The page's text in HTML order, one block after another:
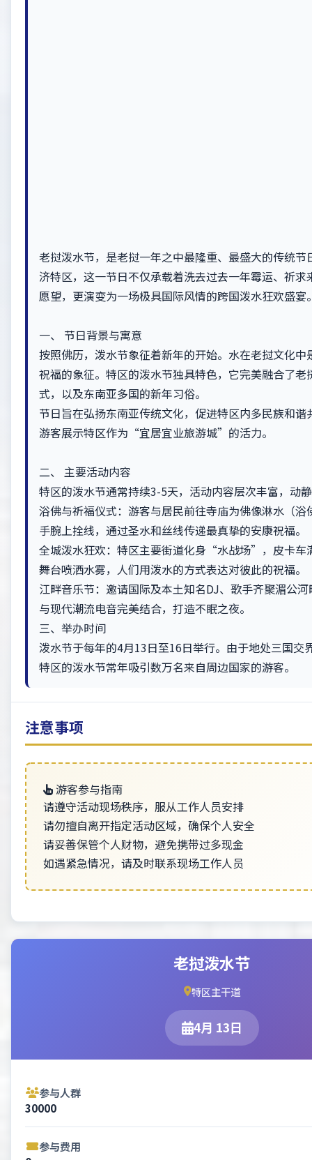
老挝泼水节，是老挝一年之中最隆重、最盛大的传统节
济特区，这一节日不仅承载着洗去过去一年霉运、祈求
愿望，更演变为一场极具国际风情的跨国泼水狂欢盛宴
一、 节日背景与寓意
按照佛历，泼水节象征着新年的开始。水在老挝文化中
祝福的象征。特区的泼水节独具特色，它完美融合了老
式，以及东南亚多国的新年习俗。
节日旨在弘扬东南亚传统文化，促进特区内多民族和谐
游客展示特区作为“宜居宜业旅游城”的活力。
二、 主要活动内容
特区的泼水节通常持续3-5天，活动内容层次丰富，动
浴佛与祈福仪式：游客与居民前往寺庙为佛像淋水（浴
手腕上拴线，通过圣水和丝线传递最真挚的安康祝福。
全城泼水狂欢：特区主要街道化身“水战场”，皮卡车
舞台喷洒水雾，人们用泼水的方式表达对彼此的祝福。
江畔音乐节：邀请国际及本土知名DJ、歌手齐聚湄公
与现代潮流电音完美结合，打造不眠之夜。
三、举办时间
泼水节于每年的4月13日至16日举行。由于地处三国交
特区的泼水节常年吸引数万名来自周边国家的游客。
注意事项
游客参与指南
请遵守活动现场秩序，服从工作人员安排
请勿擅自离开指定活动区域，确保个人安全
请妥善保管个人财物，避免携带过多现金
如遇紧急情况，请及时联系现场工作人员
老挝泼水节
特区主干道
4月 13日
参与人群
30000
参与费用